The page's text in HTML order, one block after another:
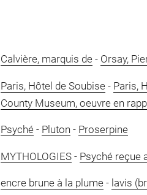
Calvière, marquis de- Orsay,
Paris, Hôtel de Soubise- Paris,
County Museum, oeuvre en
Psyché- Pluton - Proserpine
MYTHOLOGIES- Psyché reçue
encre brune à la plume- lavis